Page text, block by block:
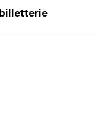
billetterie